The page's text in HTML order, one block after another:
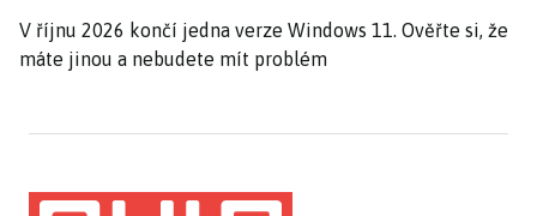
V říjnu 2026 končí jedna verze Windows 11. Ověřte si, že
máte jinou a nebudete mít problém